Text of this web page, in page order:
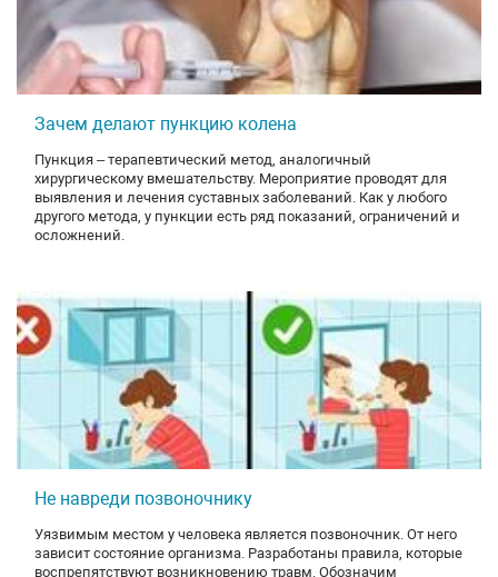
Зачем делают пункцию колена
Пункция – терапевтический метод, аналогичный
хирургическому вмешательству. Мероприятие проводят для
выявления и лечения суставных заболеваний. Как у любого
другого метода, у пункции есть ряд показаний, ограничений и
осложнений.
Не навреди позвоночнику
Уязвимым местом у человека является позвоночник. От него
зависит состояние организма. Разработаны правила, которые
воспрепятствуют возникновению травм. Обозначим